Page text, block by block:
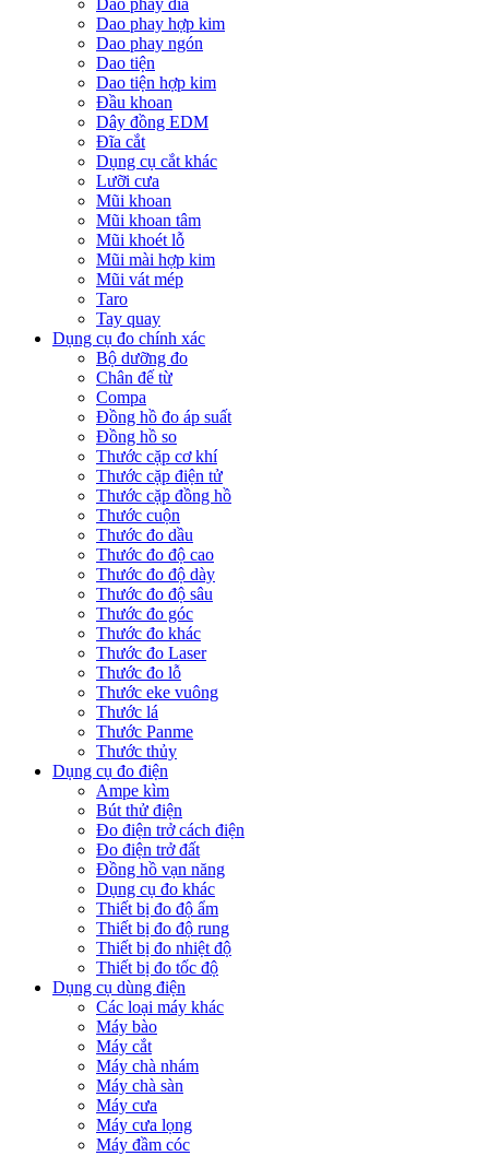
Dao phay đĩa
Dao phay hợp kim
Dao phay ngón
Dao tiện
Dao tiện hợp kim
Đầu khoan
Dây đồng EDM
Đĩa cắt
Dụng cụ cắt khác
Lưỡi cưa
Mũi khoan
Mũi khoan tâm
Mũi khoét lỗ
Mũi mài hợp kim
Mũi vát mép
Taro
Tay quay
Dụng cụ đo chính xác
Bộ dưỡng đo
Chân đế từ
Compa
Đồng hồ đo áp suất
Đồng hồ so
Thước cặp cơ khí
Thước cặp điện tử
Thước cặp đồng hồ
Thước cuộn
Thước đo dầu
Thước đo độ cao
Thước đo độ dày
Thước đo độ sâu
Thước đo góc
Thước đo khác
Thước đo Laser
Thước đo lỗ
Thước eke vuông
Thước lá
Thước Panme
Thước thủy
Dụng cụ đo điện
Ampe kìm
Bút thử điện
Đo điện trở cách điện
Đo điện trở đất
Đồng hồ vạn năng
Dụng cụ đo khác
Thiết bị đo độ ẩm
Thiết bị đo độ rung
Thiết bị đo nhiệt độ
Thiết bị đo tốc độ
Dụng cụ dùng điện
Các loại máy khác
Máy bào
Máy cắt
Máy chà nhám
Máy chà sàn
Máy cưa
Máy cưa lọng
Máy đầm cóc